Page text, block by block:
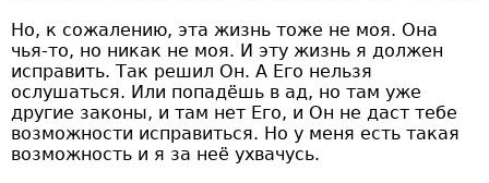
Но, к сожалению, эта жизнь тоже не моя. Она
чья-то, но никак не моя. И эту жизнь я должен
исправить. Так решил Он. А Его нельзя
ослушаться. Или попадёшь в ад, но там уже
другие законы, и там нет Его, и Он не даст тебе
возможности исправиться. Но у меня есть такая
возможность и я за неё ухвачусь.